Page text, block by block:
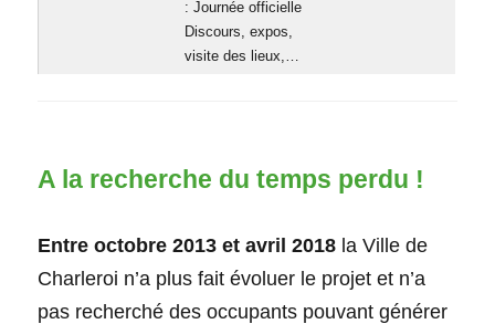
: Journée officielle
Discours, expos,
visite des lieux,…
A la recherche du temps perdu !
Entre octobre 2013 et avril 2018 la Ville de
Charleroi n’a plus fait évoluer le projet et n’a
pas recherché des occupants pouvant générer